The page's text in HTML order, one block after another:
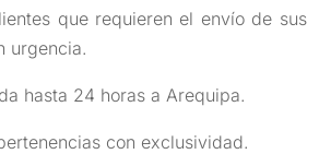
que requieren el envío de sus
urgencia.
hasta 24 horas a Arequipa.
con exclusividad.